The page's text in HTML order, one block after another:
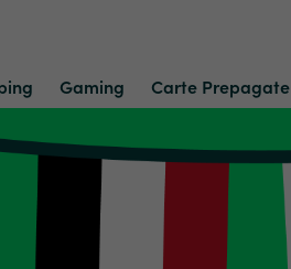
Gaming Carte Prepagate